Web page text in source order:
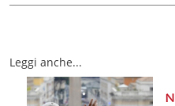
Leggi anche...